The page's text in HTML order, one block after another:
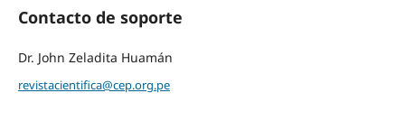
Contacto de soporte
Dr. John Zeladita Huamán
revistacientifica@cep.org.pe